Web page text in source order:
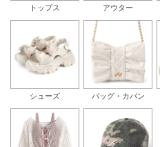
トップス アウター
シューズ バッグ・カバン